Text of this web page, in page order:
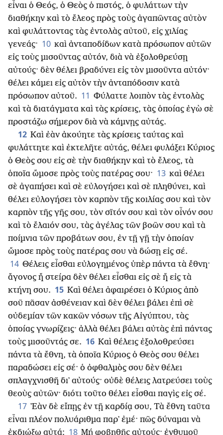
εἶναι ὁ Θεός, ὁ Θεὸς ὁ πιστός, ὁ φυλάττων τὴν
διαθήκην καὶ τὸ ἔλεος πρὸς τοὺς ἀγαπῶντας αὐτὸν
καὶ φυλάττοντας τὰς ἐντολὰς αὐτοῦ, εἰς χιλίας
γενεάς· 10 καὶ ἀνταποδίδων κατὰ πρόσωπον αὐτῶν
εἰς τοὺς μισοῦντας αὐτόν, διὰ νὰ ἐξολοθρεύσῃ
αὐτούς· δὲν θέλει βραδύνει εἰς τὸν μισοῦντα αὐτόν·
θέλει κάμει εἰς αὐτὸν τὴν ἀνταπόδοσιν κατὰ
πρόσωπον αὐτοῦ. 11 Φύλαττε λοιπὸν τὰς ἐντολὰς
καὶ τὰ διατάγματα καὶ τὰς κρίσεις, τὰς ὁποίας ἐγὼ σὲ
προστάζω σήμερον διὰ νὰ κάμνῃς αὐτάς.
12 Καὶ ἐὰν ἀκούητε τὰς κρίσεις ταύτας καὶ
φυλάττητε καὶ ἐκτελῆτε αὐτάς, θέλει φυλάξει Κύριος
ὁ Θεὸς σου εἰς σὲ τὴν διαθήκην καὶ τὸ ἔλεος, τὰ
ὁποῖα ὥμοσε πρὸς τοὺς πατέρας σου· 13 καὶ θέλει
σὲ ἀγαπήσει καὶ σὲ εὐλογήσει καὶ σὲ πληθύνει, καὶ
θέλει εὐλογήσει τὸν καρπὸν τῆς κοιλίας σου καὶ τὸν
καρπὸν τῆς γῆς σου, τὸν σῖτόν σου καὶ τὸν οἶνόν σου
καὶ τὸ ἔλαιόν σου, τὰς ἀγέλας τῶν βοῶν σου καὶ τὰ
ποίμνια τῶν προβάτων σου, ἐν τῇ γῇ τὴν ὁποίαν
ὥμοσε πρὸς τοὺς πατέρας σου νὰ δώσῃ εἰς σέ.
14 Θέλεις εἶσθαι εὐλογημένος ὑπὲρ πάντα τὰ ἔθνη·
ἄγονος ἤ στείρα δὲν θέλει εἶσθαι εἰς σὲ ἤ εἰς τὰ
κτήνη σου. 15 Καὶ θέλει ἀφαιρέσει ὁ Κύριος ἀπὸ
σοῦ πᾶσαν ἀσθένειαν καὶ δὲν θέλει βάλει ἐπὶ σὲ
οὐδεμίαν τῶν κακῶν νόσων τῆς Αἰγύπτου, τὰς
ὁποίας γνωρίζεις· ἀλλὰ θέλει βάλει αὐτὰς ἐπὶ πάντας
τοὺς μισοῦντάς σε. 16 Καὶ θέλεις ἐξολοθρεύσει
πάντα τὰ ἔθνη, τὰ ὁποῖα Κύριος ὁ Θεὸς σου θέλει
παραδώσει εἰς σέ· ὁ ὀφθαλμὸς σου δὲν θέλει
σπλαγχνισθῆ δι᾿ αὐτούς· οὐδὲ θέλεις λατρεύσει τοὺς
θεοὺς αὐτῶν· διότι τοῦτο θέλει εἶσθαι παγὶς εἰς σέ.
17 ᾿Εὰν δὲ εἴπῃς ἐν τῇ καρδίᾳ σου, Τὰ ἔθνη ταῦτα
εἶναι πλέον πολυάριθμα παρ᾿ ἐμέ· πῶς δύναμαι νὰ
ἐκδιώξω αὐτά; 18 Μή φοβηθῇς αὐτούς· ἐνθυμοῦ